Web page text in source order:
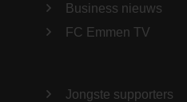
Business nieuws
FC Emmen TV
Jongste supporters